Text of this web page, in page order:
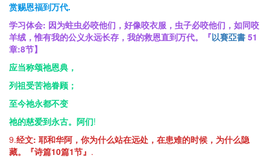
赏赐恩福到万代.
学习体会: 因为蛀虫必咬他们，好像咬衣服，虫子必咬他们，如同咬
羊绒，惟有我的公义永远长存，我的救恩直到万代。『以賽亞書 51
章:8节】
应当称颂祂恩典，
列祖受苦祂眷顾；
至今祂永都不变
祂的慈爱到永古。阿们!
9.经文: 耶和华阿，你为什么站在远处，在患难的时候，为什么隐
藏。『诗篇10篇1节』 .